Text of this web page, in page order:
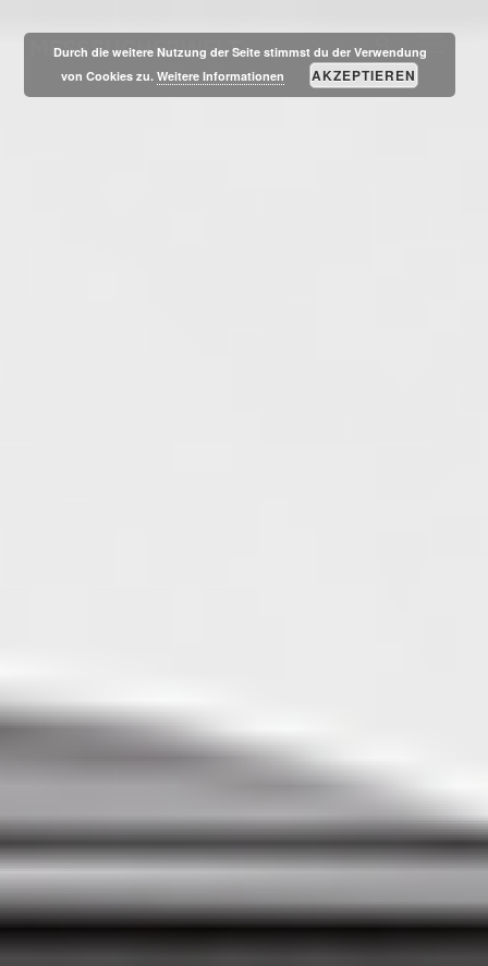
MESSSUCHERWELT
Durch die weitere Nutzung der Seite stimmst du der Verwendung
von Cookies zu.Weitere Informationen AKZEPTIEREN